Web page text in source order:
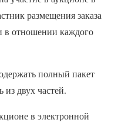
размещения заказа
в отношении каждого
полный пакет
из двух частей.
в электронной